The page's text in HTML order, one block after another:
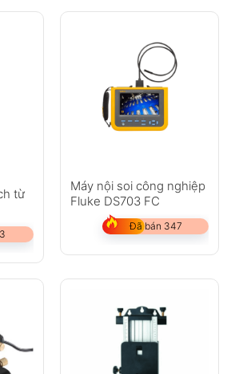
từ
Máy nội soi công nghiệp
Fluke DS703 FC
Đã bán 347